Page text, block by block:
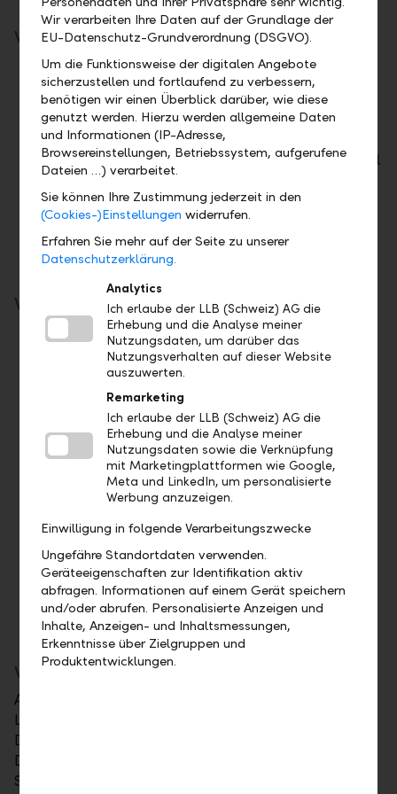
Wie profitieren Sie?
Sichern Sie sich attraktive Zinsen
Profitieren Sie von attraktiven Festgeldzinsen
im Marktvergleich.
Nutzen Sie Renditechancen
Nehmen Sie aktiv an Marktentwicklungen teil
und sichern Sie sich die Chance auf
langfristige Mehrerträge.
Sie haben die Wahl
Gemeinsam wählen wir die Anlagelösung, die
zu Ihren Bedürfnissen passt.
Was ist zu beachten?
Kursschwankungen
Investitionen in LLB Comfort oder LLB Fonds
unterliegen marktbedingten
Kursschwankungen. Die Erhaltung des
investierten Kapitals kann somit nicht
garantiert werden.
Kosten und Gebühren
Für Investitionen in LLB Comfort oder in LLB
Fonds können Kosten und Gebühren anfallen.
Weitere Informationen entnehmen Sie bitte
dem jeweiligen Factsheet /
Basisinformationsblatt.
Bindung
Das LLB Festgeld ist für 12 Monate fest
gebunden.
Was Sie sonst noch wissen müssen
Abhängig von der gewählten Anlagelösung ist das
LLB Festgeld+ bereits ab CHF 50'000.– abschliessbar.
Das Angebot ist begrenzt auf 1 Mio. CHF pro Kunde.
Diese Anlagelösung ist nicht mit anderen
Sonderkonditionen kombinierbar. Änderungen sind
Wir verarbeiten Ihre Daten auf der Grundlage der
EU-Datenschutz-Grundverordnung (DSGVO).
Um die Funktionsweise der digitalen Angebote
sicherzustellen und fortlaufend zu verbessern,
benötigen wir einen Überblick darüber, wie diese
genutzt werden. Hierzu werden allgemeine Daten
und Informationen (IP-Adresse,
Browsereinstellungen, Betriebssystem, aufgerufene
Dateien …) verarbeitet.
Sie können Ihre Zustimmung jederzeit in den
(Cookies-)Einstellungen widerrufen.
Erfahren Sie mehr auf der Seite zu unserer
Datenschutzerklärung.
Analytics
Ich erlaube der LLB (Schweiz) AG die
Erhebung und die Analyse meiner
Nutzungsdaten, um darüber das
Nutzungsverhalten auf dieser Website
auszuwerten.
Remarketing
Ich erlaube der LLB (Schweiz) AG die
Erhebung und die Analyse meiner
Nutzungsdaten sowie die Verknüpfung
mit Marketingplattformen wie Google,
Meta und LinkedIn, um personalisierte
Werbung anzuzeigen.
Einwilligung in folgende Verarbeitungszwecke
Ungefähre Standortdaten verwenden.
Geräteeigenschaften zur Identifikation aktiv
abfragen. Informationen auf einem Gerät speichern
und/oder abrufen. Personalisierte Anzeigen und
Inhalte, Anzeigen- und Inhaltsmessungen,
Erkenntnisse über Zielgruppen und
Produktentwicklungen.